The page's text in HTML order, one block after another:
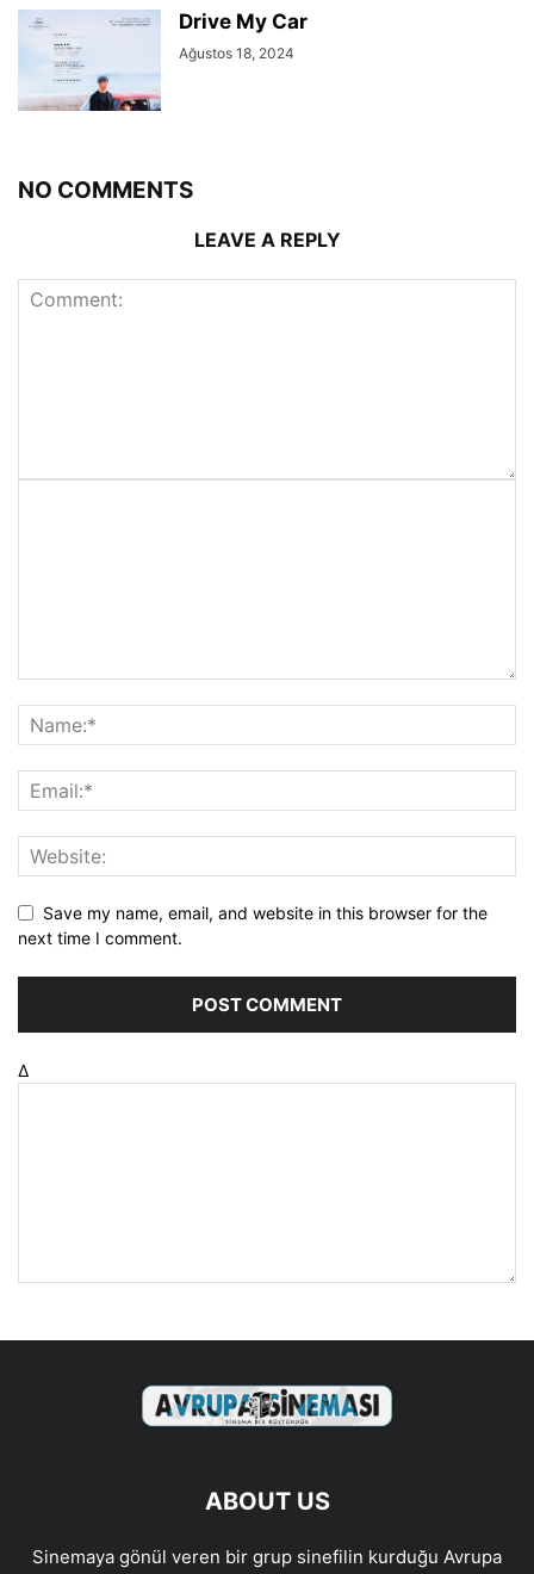
Drive My Car
Ağustos 18, 2024
NO COMMENTS
LEAVE A REPLY
Save my name, email, and website in this browser for the
next time I comment.
Δ
ABOUT US
Sinemaya gönül veren bir grup sinefilin kurduğu Avrupa